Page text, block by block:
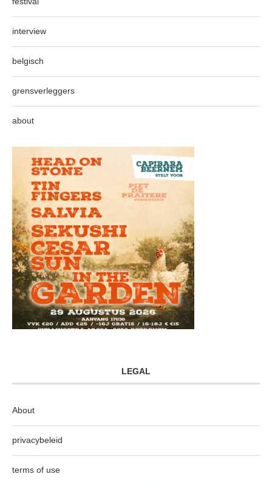
interview
belgisch
grensverleggers
about
LEGAL
About
privacybeleid
terms of use